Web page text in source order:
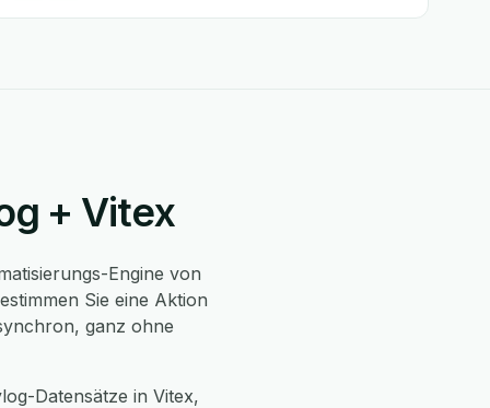
+ Vitex
Engine von
Sie eine Aktion
ganz ohne
Datensätze in Vitex,